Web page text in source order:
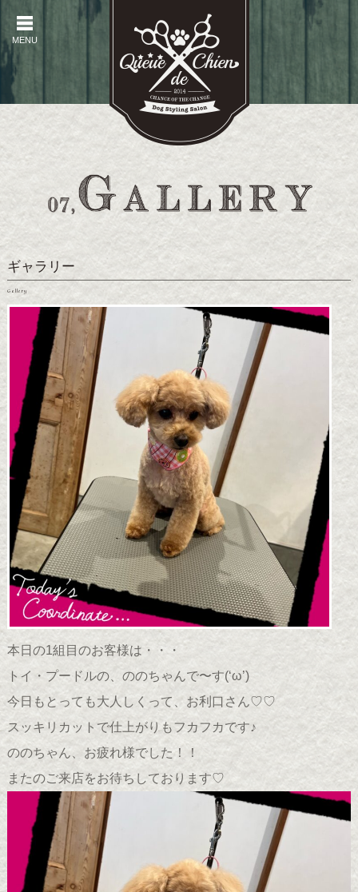
MENU
ギャラリー
Gallery
本日の1組目のお客様は・・・
トイ・プードルの、ののちゃんで〜す(‘ω’)
今日もとっても大人しくって、お利口さん♡♡
スッキリカットで仕上がりもフカフカです♪
ののちゃん、お疲れ様でした！！
またのご来店をお待ちしております♡